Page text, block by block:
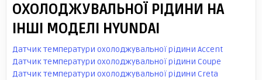
ОХОЛОДЖУВАЛЬНОЇ РІДИНИ НА
ІНШІ МОДЕЛІ HYUNDAI
Датчик температури охолоджувальної рідини Accent
Датчик температури охолоджувальної рідини Coupe
Датчик температури охолоджувальної рідини Creta